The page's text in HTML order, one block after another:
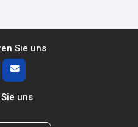
Sie uns
uns